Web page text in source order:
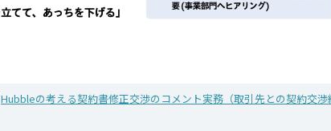
Hubbleの考える契約書修正交渉のコメント実務（取引先との契約交渉